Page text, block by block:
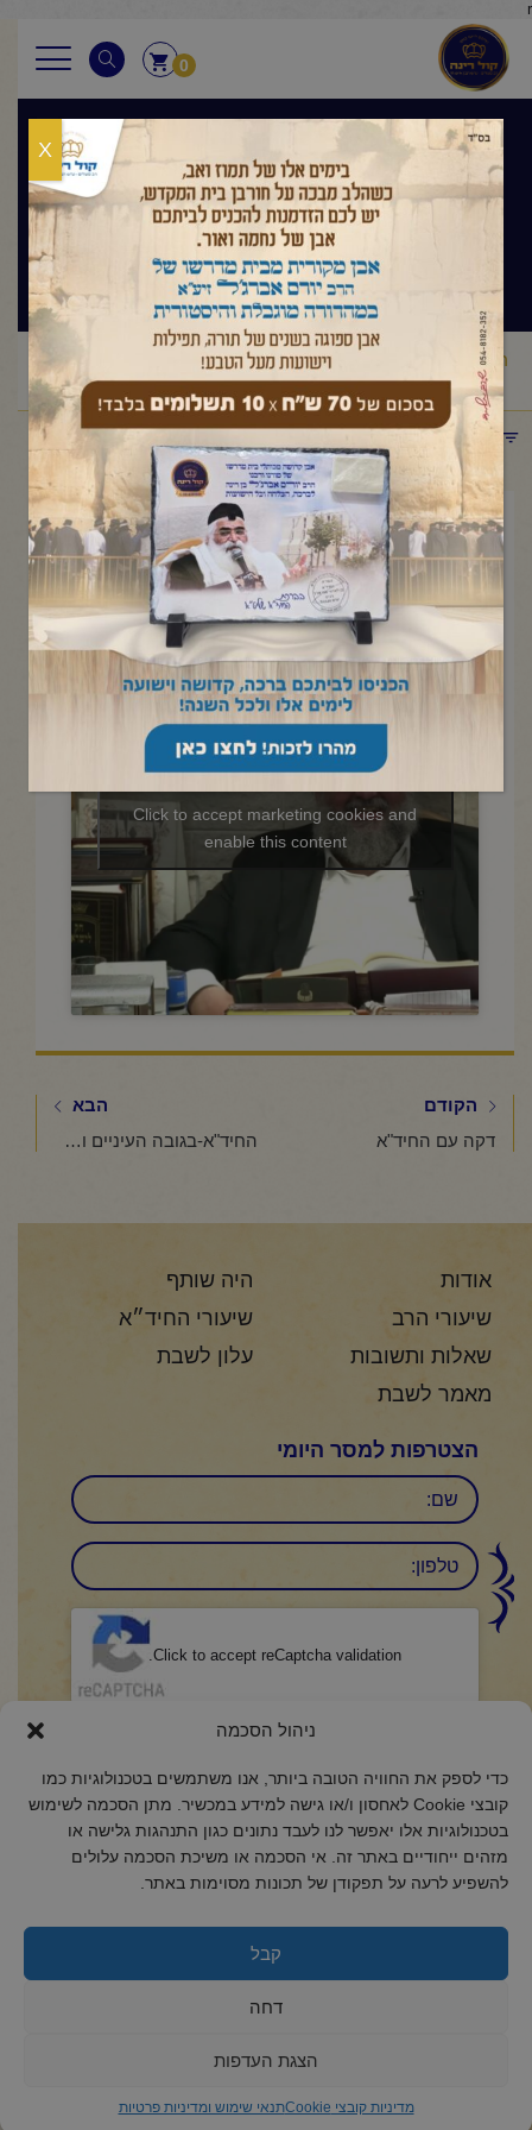
ניהול הסכמה
כדי לספק את החוויה הטובה ביותר, אנו משתמשים בטכנולוגיות כמו
קובצי Cookie לאחסון ו/או גישה למידע במכשיר. מתן הסכמה לשימוש
בטכנולוגיות אלו יאפשר לנו לעבד נתונים כגון התנהגות גלישה או
מזהים ייחודיים באתר זה. אי הסכמה או משיכת הסכמה עלולים
להשפיע לרעה על תפקודן של תכונות מסוימות באתר.
קבל
דחה
הצגת העדפות
מדיניות קובצי Cookie תנאי שימוש ומדיניות פרטיות
r
0
הלכה ואגדה
שיעור ערב
ראשי הלכה ואגדה שיעור ערב
החיד"א-שיעור
ערב בהלכה ובהגדה-אור לי"ג סיון תשפ"ד
תפריט קטגוריות
החיד"א-שיעור ערב בהלכה
ובהגדה-אור לי"ג סיון תשפ"ד
יוני 19, 2024
Click to accept marketing cookies and
enable this content
הקודם
דקה עם החיד"א
הבא
החיד"א-בגובה העיניים ותניא יומי-י"ג סיון תשפ"ד
אודות
היה שותף
שיעורי הרב
שיעורי החיד״א
שאלות ותשובות
עלון לשבת
מאמר לשבת
הצטרפות למסר היומי
שם
טלפון:
Click to accept reCaptcha validation.
מדיניות קובצי Cookie
ד
X